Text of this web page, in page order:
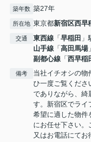
築年数 築27年
所在地 東京都新宿区西早
交通 東西線 「早稲田
山手線 「高田馬場
副都心線 「西早稲
備考
当社イチオシの物
ひ一度ご覧くださ
でありながら、綺
す。新宿区でライ
希望に適した物件
にお任せ下さい。
又はお電話にてお